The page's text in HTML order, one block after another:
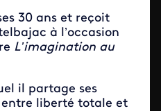
30 ans et reçoit
à l’occasion
L’imagination au
il partage ses
liberté totale et